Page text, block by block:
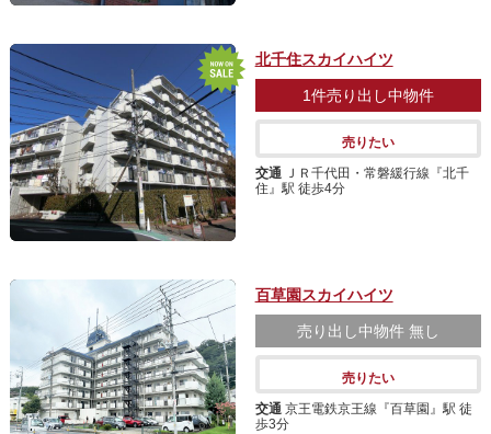
北千住スカイハイツ
1件売り出し中物件
売りたい
交通 ＪＲ千代田・常磐緩行線『北千
住』駅 徒歩4分
百草園スカイハイツ
売り出し中物件 無し
売りたい
交通 京王電鉄京王線『百草園』駅 徒
歩3分